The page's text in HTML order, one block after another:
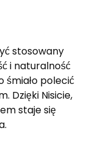
stosowany
i naturalność
śmiało polecić
Dzięki Nisicie,
staje się